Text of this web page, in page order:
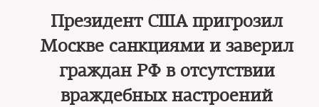
Президент США пригрозил
Москве санкциями и заверил
граждан РФ в отсутствии
враждебных настроений